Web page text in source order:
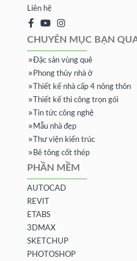
Liên hệ
CHUYÊN MỤC BẠN
Đặc sản vùng quê
Phong thủy nhà ở
Thiết kế nhà cấp 4 nông thôn
Thiết kế thi công trọn gói
Tin tức công nghệ
Mẫu nhà đẹp
Thư viện kiến trúc
Bê tông cốt thép
PHẦN MỀM
AUTOCAD
REVIT
ETABS
3DMAX
SKETCHUP
PHOTOSHOP